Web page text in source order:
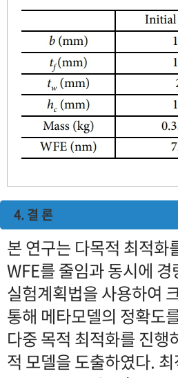
4. 결 론
본 연구는 다목적 최적화
WFE를 줄임과 동시에
실험계획법을 사용하여
통해 메타모델의 정확도
다중 목적 최적화를 진
적 모델을 도출하였다.